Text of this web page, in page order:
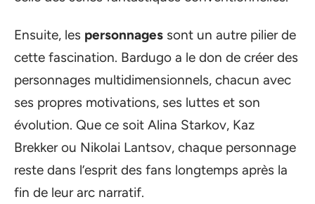
Ensuite, les personnages sont un autre pilier de
cette fascination. Bardugo a le don de créer des
personnages multidimensionnels, chacun avec
ses propres motivations, ses luttes et son
évolution. Que ce soit Alina Starkov, Kaz
Brekker ou Nikolai Lantsov, chaque personnage
reste dans l’esprit des fans longtemps après la
fin de leur arc narratif.